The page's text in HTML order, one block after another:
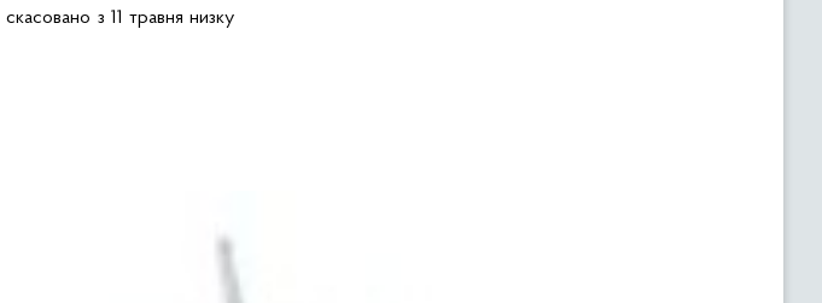
скасовано з 11 травня низку